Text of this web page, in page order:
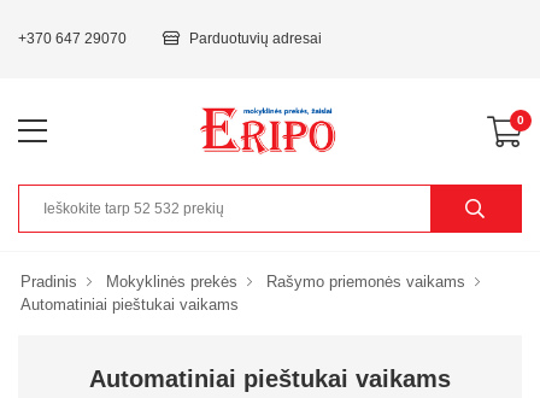
+370 647 29070 Parduotuvių adresai
0
Pradinis Mokyklinės prekės
Rašymo priemonės vaikams
Automatiniai pieštukai vaikams
Automatiniai pieštukai vaikams